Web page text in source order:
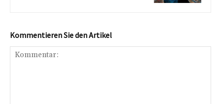
Kommentieren Sie den Artikel